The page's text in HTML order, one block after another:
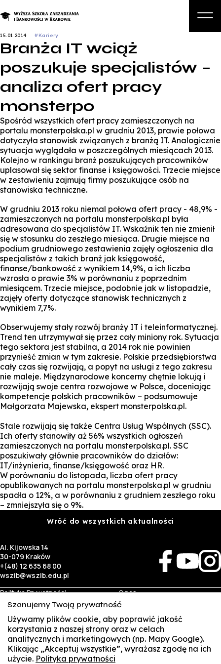
Studia
Studia podyplomowe i kursy
Student
Biznes
Zapisz się na studia
15.01.2014 #Kariery
Branża IT wciąż
poszukuje specjalistów –
analiza ofert pracy
monsterpo
Spośród wszystkich ofert pracy zamieszczonych na
portalu monsterpolska.pl w grudniu 2013, prawie połowa
dotyczyła stanowisk związanych z branżą IT. Analogicznie
sytuacja wyglądała w poszczególnych miesiącach 2013.
Kolejno w rankingu branż poszukujących pracowników
uplasował się sektor finanse i księgowości. Trzecie miejsce
w zestawieniu zajmują firmy poszukujące osób na
stanowiska techniczne.
W grudniu 2013 roku niemal połowa ofert pracy - 48,9% -
zamieszczonych na portalu monsterpolska.pl była
adresowana do specjalistów IT. Wskaźnik ten nie zmienił
się w stosunku do zeszłego miesiąca. Drugie miejsce na
podium grudniowego zestawienia zajęły ogłoszenia dla
specjalistów z takich branż jak księgowość,
finanse/bankowość z wynikiem 14,9%, a ich liczba
wzrosła o prawie 3% w porównaniu z poprzednim
miesiącem. Trzecie miejsce, podobnie jak w listopadzie,
zajęły oferty dotyczące stanowisk technicznych z
wynikiem 7,7%.
Obserwujemy stały rozwój branży IT i teleinformatycznej.
Trend ten utrzymywał się przez cały miniony rok. Sytuacja
tego sektora jest stabilna, a 2014 rok nie powinien
przynieść zmian w tym zakresie. Polskie przedsiębiorstwa
cały czas się rozwijają, a popyt na usługi z tego zakresu
nie maleje. Międzynarodowe koncerny chętnie lokują i
rozwijają swoje centra rozwojowe w Polsce, doceniając
kompetencje polskich pracowników – podsumowuje
Małgorzata Majewska, ekspert monsterpolska.pl.
Stale rozwijają się także Centra Usług Wspólnych (SSC).
Ich oferty stanowiły aż 56% wszystkich ogłoszeń
zamieszczonych na portalu monsterpolska.pl. SSC
poszukiwały głównie pracowników do działów:
IT/inżynieria, finanse/księgowość oraz HR.
W porównaniu do listopada, liczba ofert pracy
opublikowanych na portalu monsterpolska.pl w grudniu
spadła o 12%, a w porównaniu z grudniem zeszłego roku
– zmniejszyła się o 9%.
Wróć do wszystkich aktualności
Al. Kijowska 14
30-079 Kraków
+(48) 12 635 68 00
wszib@wszib.edu.pl
Polityka Prywatności
RODO
Identyfikacja wizualna
O nas
Rekrutacja
Studia
Kontakt
Biznes
Wynajem sal
Targi pracy
Student
Multis Multum
Szanujemy Twoją prywatność
Używamy plików cookie, aby poprawić jakość
korzystania z naszej strony oraz w celach
analitycznych i marketingowych (np. Mapy Google).
Klikając „Akceptuj wszystkie”, wyrażasz zgodę na ich
użycie. Polityka prywatności